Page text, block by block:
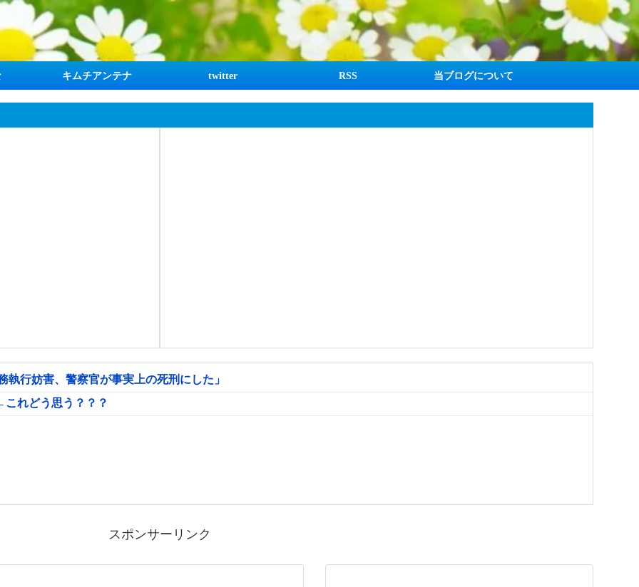
キムチアンテナ twitter RSS 当ブログについて
行妨害、警察官が事実上の死刑にした」
れどう思う？？？
スポンサーリンク